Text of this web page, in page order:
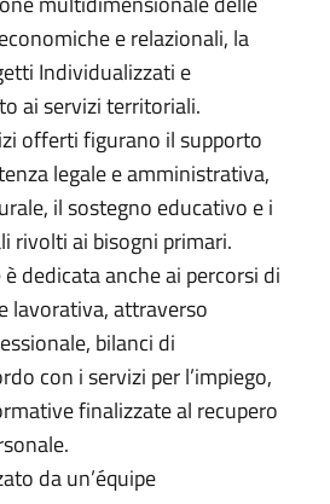
e relazionali, la
Individualizzati e
ai servizi territoriali.
offerti figurano il supporto
legale e amministrativa,
il sostegno educativo e i
rivolti ai bisogni primari.
dedicata anche ai percorsi di
lavorativa, attraverso
bilanci di
con i servizi per l’impiego,
finalizzate al recupero
da un’équipe